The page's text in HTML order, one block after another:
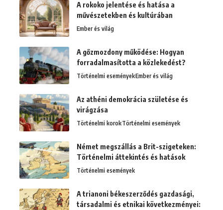
A rokoko jelentése és hatása a
művészetekben és kultúrában
Ember és világ
A gőzmozdony működése: Hogyan
forradalmasította a közlekedést?
Történelmi eseményekEmber és világ
Az athéni demokrácia születése és
virágzása
Történelmi korokTörténelmi események
Német megszállás a Brit-szigeteken:
Történelmi áttekintés és hatások
Történelmi események
A trianoni békeszerződés gazdasági,
társadalmi és etnikai következményei: